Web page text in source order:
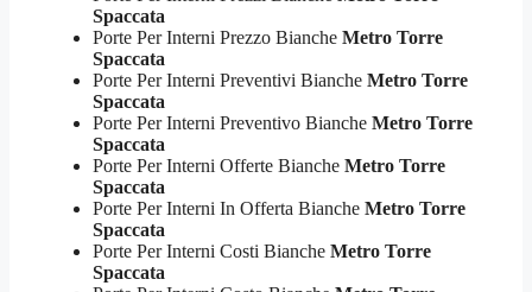
Spaccata
Porte Per Interni Prezzo Bianche Metro Torre
Spaccata
Porte Per Interni Preventivi Bianche Metro Torre
Spaccata
Porte Per Interni Preventivo Bianche Metro Torre
Spaccata
Porte Per Interni Offerte Bianche Metro Torre
Spaccata
Porte Per Interni In Offerta Bianche Metro Torre
Spaccata
Porte Per Interni Costi Bianche Metro Torre
Spaccata